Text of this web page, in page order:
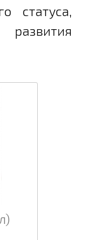
статуса,
развития